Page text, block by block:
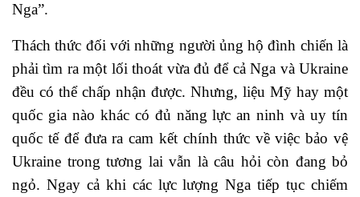
Nga”.
Thách thức đối với những người ủng hộ đình chiến là
phải tìm ra một lối thoát vừa đủ để cả Nga và Ukraine
đều có thể chấp nhận được. Nhưng, liệu Mỹ hay một
quốc gia nào khác có đủ năng lực an ninh và uy tín
quốc tế để đưa ra cam kết chính thức về việc bảo vệ
Ukraine trong tương lai vẫn là câu hỏi còn đang bỏ
ngỏ. Ngay cả khi các lực lượng Nga tiếp tục chiếm